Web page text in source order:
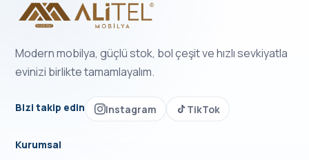
Modern mobilya, güçlü stok, bol çeşit ve hızlı sevkiyatla
evinizi birlikte tamamlayalım.
Bizi takip edin Instagram TikTok
Kurumsal